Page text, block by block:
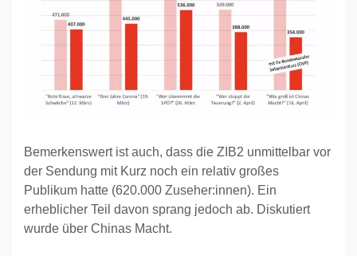
Bemerkenswert ist auch, dass die ZIB2 unmittelbar vor
der Sendung mit Kurz noch ein relativ großes
Publikum hatte (620.000 Zuseher:innen). Ein
erheblicher Teil davon sprang jedoch ab. Diskutiert
wurde über Chinas Macht.